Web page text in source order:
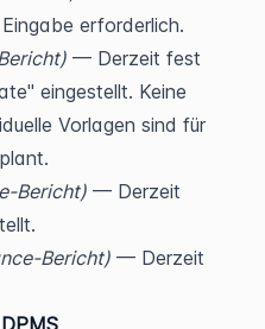
erforderlich.
— Derzeit fest
eingestellt. Keine
Vorlagen sind für
Bericht) — Derzeit
Bericht) — Derzeit